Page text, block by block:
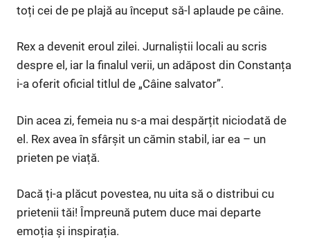
toți cei de pe plajă au început să-l aplaude pe câine.
Rex a devenit eroul zilei. Jurnaliștii locali au scris
despre el, iar la finalul verii, un adăpost din Constanța
i-a oferit oficial titlul de „Câine salvator”.
Din acea zi, femeia nu s-a mai despărțit niciodată de
el. Rex avea în sfârșit un cămin stabil, iar ea – un
prieten pe viață.
Dacă ți-a plăcut povestea, nu uita să o distribui cu
prietenii tăi! Împreună putem duce mai departe
emoția și inspirația.